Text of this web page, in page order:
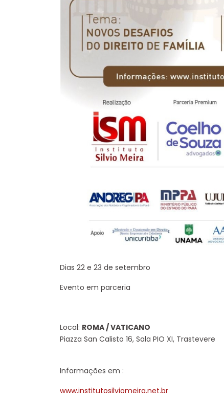
Dias 22 e 23 de setembro
Evento em parceria
Local: ROMA / VATICANO
Piazza San Calisto 16, Sala PIO XI, Trastevere
Informações em :
www.institutosilviomeira.net.br